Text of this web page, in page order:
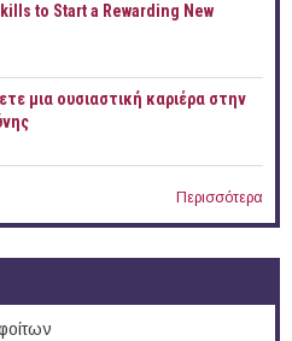
to Start a Rewarding New
μια ουσιαστική καριέρα στην
Περισσότερα